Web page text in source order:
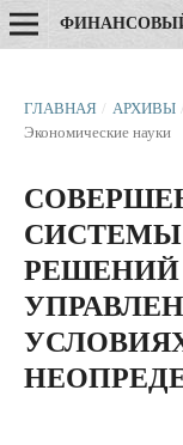
ГЛАВНАЯ / АРХИВЫ /
Экономические науки
РЕШЕНИЙ